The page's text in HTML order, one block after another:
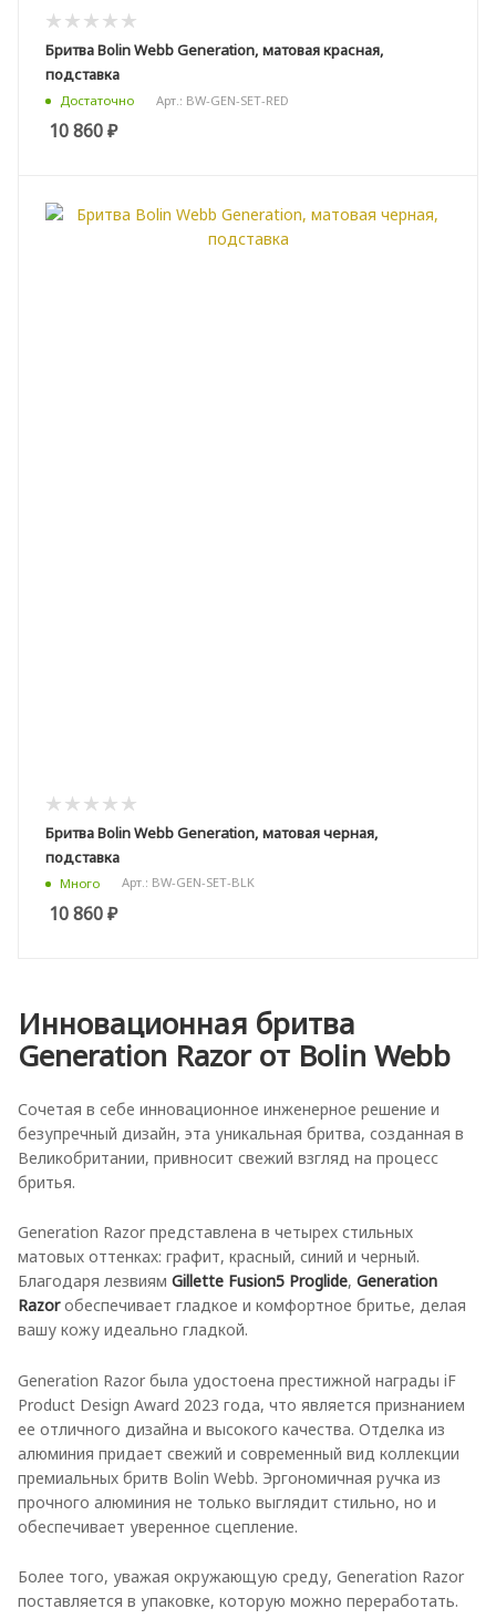
Бритва Bolin Webb Generation, матовая красная,
подставка
Достаточно Арт.: BW-GEN-SET-RED
10 860₽
Бритва Bolin Webb Generation, матовая черная,
подставка
Много Арт.: BW-GEN-SET-BLK
10 860₽
Инновационная бритва
Generation Razor от Bolin Webb
Сочетая в себе инновационное инженерное решение и
безупречный дизайн, эта уникальная бритва, созданная в
Великобритании, привносит свежий взгляд на процесс
бритья.
Generation Razor представлена в четырех стильных
матовых оттенках: графит, красный, синий и черный.
Благодаря лезвиям Gillette Fusion5 Proglide, Generation
Razorобеспечивает гладкое и комфортное бритье, делая
вашу кожу идеально гладкой.
Generation Razor была удостоена престижной награды iF
Product Design Award 2023 года, что является признанием
ее отличного дизайна и высокого качества. Отделка из
алюминия придает свежий и современный вид коллекции
премиальных бритв Bolin Webb. Эргономичная ручка из
прочного алюминия не только выглядит стильно, но и
обеспечивает уверенное сцепление.
Более того, уважая окружающую среду, Generation Razor
поставляется в упаковке, которую можно переработать.